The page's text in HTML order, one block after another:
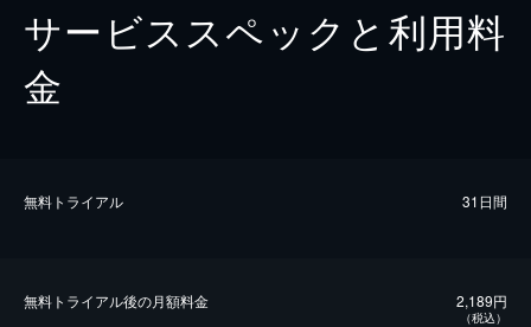
サービススペックと利用料
金
無料トライアル 31日間
無料トライアル後の⽉額料金 2,189円
（税込）